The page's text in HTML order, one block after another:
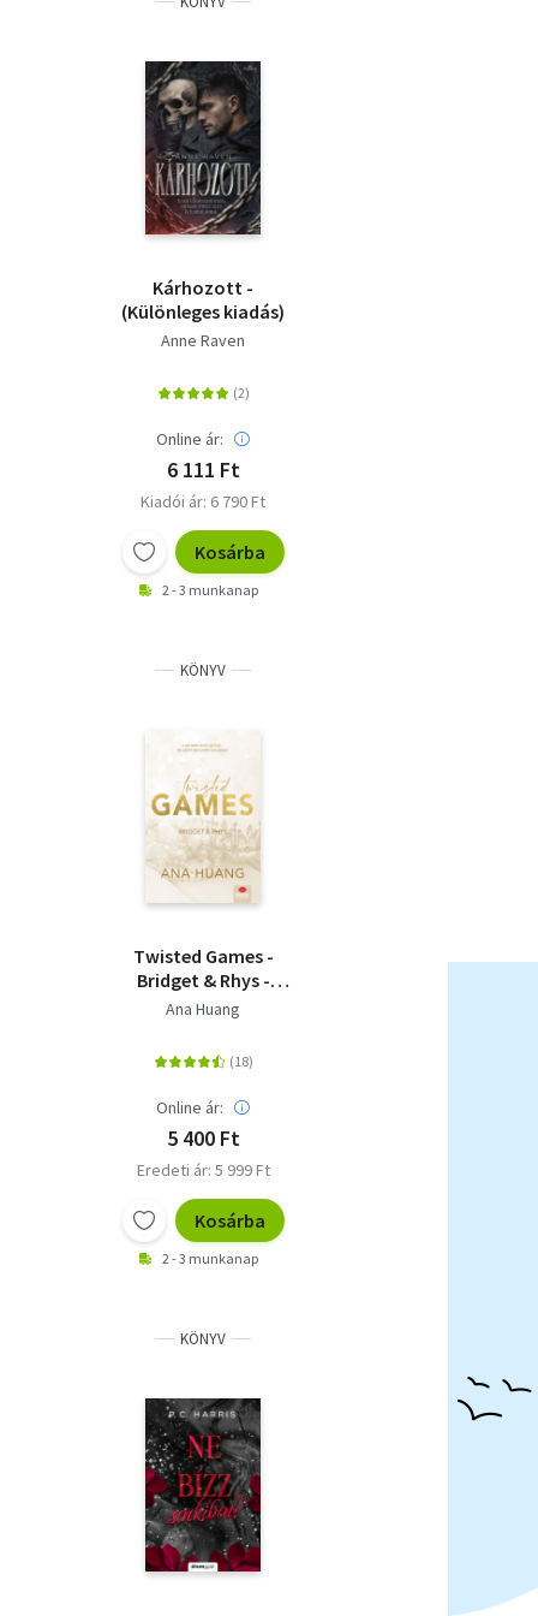
Kárhozott -
(Különleges kiadás)
Anne Raven
Online ár:
6 111 Ft
Kiadói ár: 6 790 Ft
Kosárba
2 - 3 munkanap
KÖNYV
Twisted Games -
Bridget & Rhys -
Twisted-sorozat 2.
Ana Huang
Online ár:
5 400 Ft
Eredeti ár: 5 999 Ft
Kosárba
2 - 3 munkanap
KÖNYV